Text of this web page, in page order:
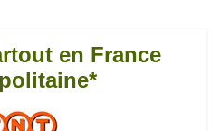
en France